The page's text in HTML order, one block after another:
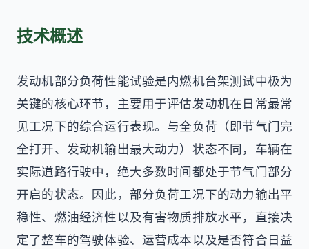
技术概述
发动机部分负荷性能试验是内燃机台架测试中极为
关键的核心环节，主要用于评估发动机在日常最常
见工况下的综合运行表现。与全负荷（即节气门完
全打开、发动机输出最大动力）状态不同，车辆在
实际道路行驶中，绝大多数时间都处于节气门部分
开启的状态。因此，部分负荷工况下的动力输出平
稳性、燃油经济性以及有害物质排放水平，直接决
定了整车的驾驶体验、运营成本以及是否符合日益